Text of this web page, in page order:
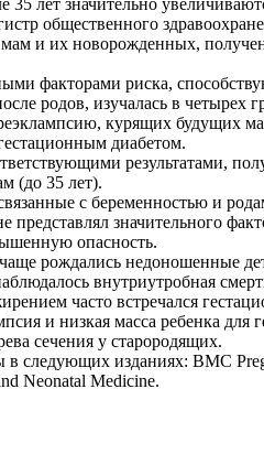
35 лет значительно
общественного
и их новорожденных,
факторами риска,
родов, изучалась в четырех
курящих будущих
диабетом.
результатами,
(до 35 лет).
с беременностью и
представлял значительного
опасность.
рождались недоношенные
внутриутробная
часто встречался
и низкая масса ребенка для
сечения у старородящих.
в следующих изданиях: BMC
Neonatal Medicine.